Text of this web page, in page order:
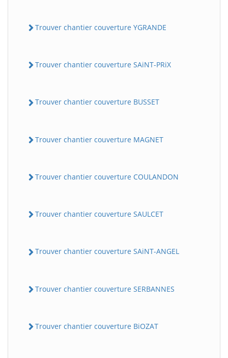
Trouver chantier couverture YGRANDE
Trouver chantier couverture SAiNT-PRiX
Trouver chantier couverture BUSSET
Trouver chantier couverture MAGNET
Trouver chantier couverture COULANDON
Trouver chantier couverture SAULCET
Trouver chantier couverture SAiNT-ANGEL
Trouver chantier couverture SERBANNES
Trouver chantier couverture BiOZAT